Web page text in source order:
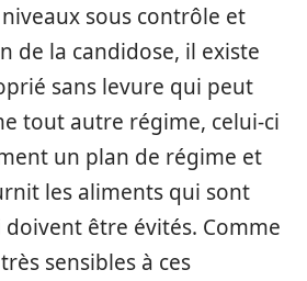
sous contrôle et
de la candidose, il existe
sans levure qui peut
tout autre régime, celui-ci
un plan de régime et
les aliments qui sont
être évités. Comme
sensibles à ces